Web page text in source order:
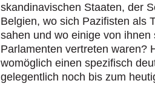
skandinavischen Staaten, der
Belgien, wo sich Pazifisten als
sahen und wo einige von
Parlamenten vertreten waren?
womöglich einen spezifisch
gelegentlich noch bis zum